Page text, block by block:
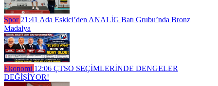
Spor 21:41 Ada Eskici’den ANALİG Batı Grubu’nda Bronz
Madalya
Ekonomi 12:06 ÇTSO SEÇİMLERİNDE DENGELER
DEĞİŞİYOR!